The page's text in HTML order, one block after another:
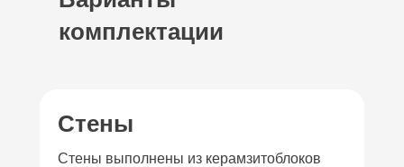
комплектации
Стены выполнены из керамзитоблоков
Стены